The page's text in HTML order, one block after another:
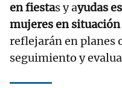
en fiestas y ayudas
mujeres en
reflejarán en planes
seguimiento y